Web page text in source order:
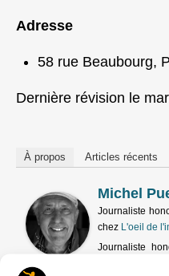
Adresse
58 rue Beaubourg,
Dernière révision le
À propos Articles récents
Michel
Journaliste
chez L'oeil de
Journaliste